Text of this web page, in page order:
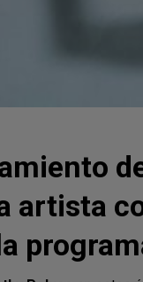
artista